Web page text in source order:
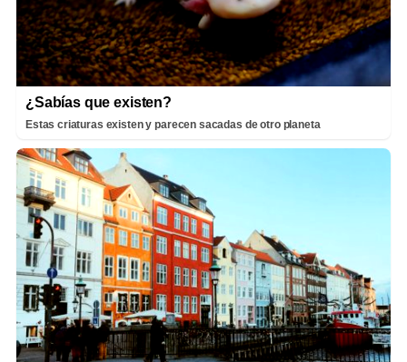
¿Sabías que existen?
Estas criaturas existen y parecen sacadas de otro planeta